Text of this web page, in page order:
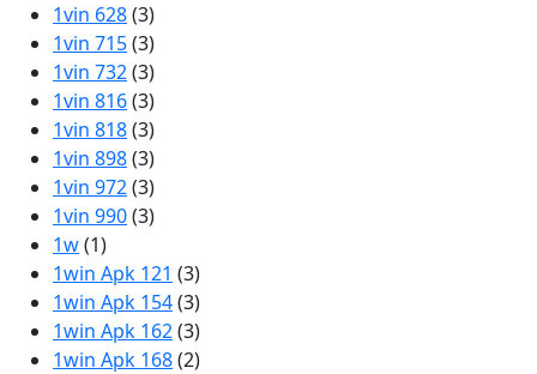
1vin 628(3)
1vin 715(3)
1vin 732(3)
1vin 816(3)
1vin 818(3)
1vin 898(3)
1vin 972(3)
1vin 990(3)
1w(1)
1win Apk 121 (3)
1win Apk 154(3)
1win Apk 162(3)
1win Apk 168(2)